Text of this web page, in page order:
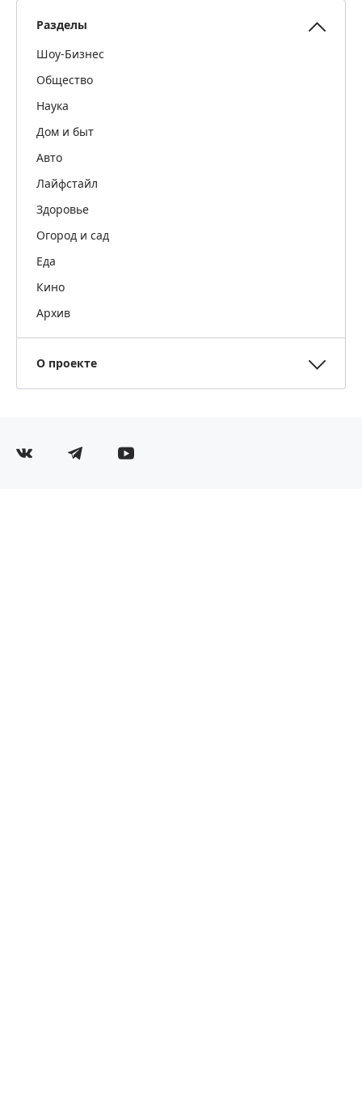
Разделы
Шоу-Бизнес
Общество
Наука
Дом и быт
Авто
Лайфстайл
Здоровье
Огород и сад
Еда
Кино
Архив
О проекте